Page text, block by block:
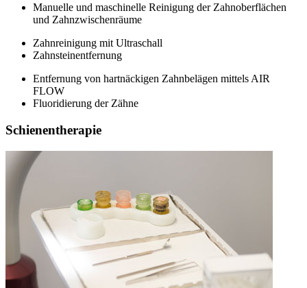
Manuelle und maschinelle Reinigung der Zahnoberflächen
und Zahnzwischenräume
Zahnreinigung mit Ultraschall
Zahnsteinentfernung
Entfernung von hartnäckigen Zahnbelägen mittels AIR
FLOW
Fluoridierung der Zähne
Schienentherapie